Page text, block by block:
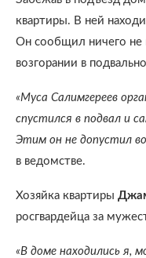
квартиры. В ней
Он сообщил ничего
возгорании в
«Муса Салимгереев
спустился в подвал и
Этим он не допустил
в ведомстве.
Хозяйка квартиры
росгвардейца за
«В доме находились я,